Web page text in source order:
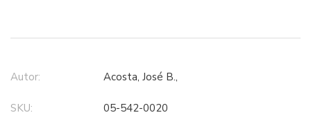
Autor: Acosta, José B.,
SKU: 05-542-0020